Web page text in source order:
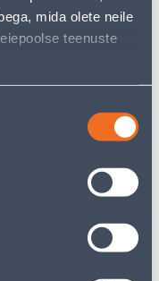
mida olete neile
teenuste